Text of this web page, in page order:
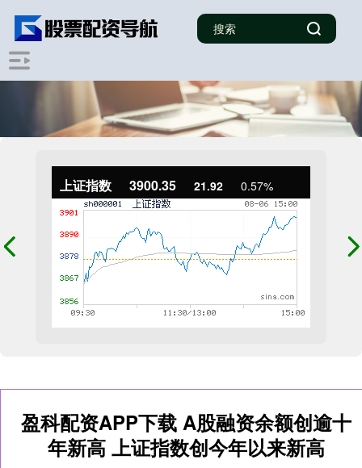
上证指数 3900.35 21.92 0.57%
盈科配资APP下载 A股融资余额创逾十
年新高 上证指数创今年以来新高